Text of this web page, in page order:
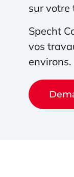
sur votre
Specht
vos
environs.